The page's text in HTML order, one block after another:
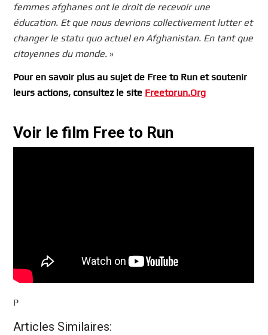
femmes afghanes ont le droit de recevoir une
éducation. Et que nous devrions collectivement lutter et
changer le statu quo actuel en Afghanistan. En tant que
citoyennes du monde.»
Pour en savoir plus au sujet de Free to Run et soutenir
leurs actions, consultez le site Freetorun.Org
Voir le film Free to Run
P
Articles Similaires: